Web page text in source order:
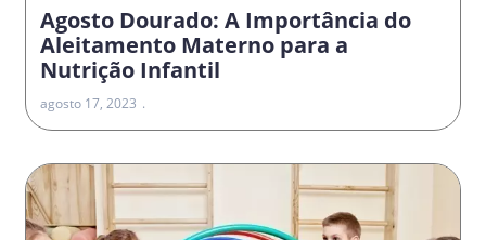
Agosto Dourado: A Importância do
Aleitamento Materno para a
Nutrição Infantil
agosto 17, 2023